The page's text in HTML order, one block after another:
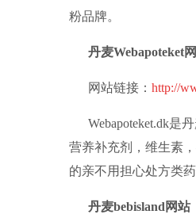
粉品牌。
丹麦Webapoteket
网站链接： http://
Webapoteket.dk是
营养补充剂，维生素
的亲不用担心处方类
丹麦bebisland网站